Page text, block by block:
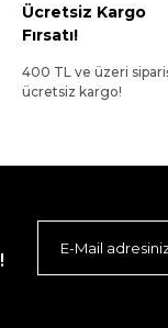
Ücretsiz Kargo
Fırsatı!
400 TL ve üzeri
ücretsiz kargo!